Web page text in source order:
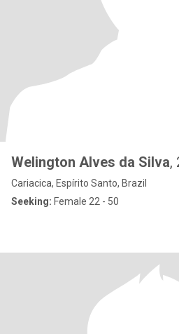
Welington Alves da Silva,
Cariacica, Espírito Santo, Brazil
Seeking: Female 22 - 50